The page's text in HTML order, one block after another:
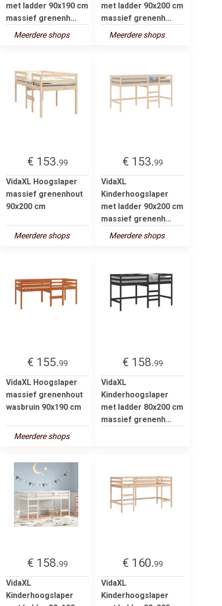
met ladder 90x190 cm
massief grenenh...
Meerdere shops
met ladder 90x200 cm
massief grenenh...
Meerdere shops
€ 153.99
VidaXL Hoogslaper
massief grenenhout
90x200 cm
Meerdere shops
€ 153.99
VidaXL
Kinderhoogslaper
met ladder 90x200 cm
massief grenenh...
Meerdere shops
€ 155.99
VidaXL Hoogslaper
massief grenenhout
wasbruin 90x190 cm
Meerdere shops
€ 158.99
VidaXL
Kinderhoogslaper
met ladder 80x200 cm
massief grenenh...
€ 158.99
VidaXL
Kinderhoogslaper
€ 160.99
VidaXL
Kinderhoogslaper